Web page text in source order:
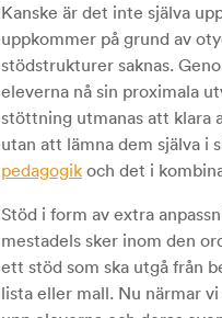
Kanske är det inte själva
uppkommer på grund av
stödstrukturer saknas.
eleverna nå sin proximala
stöttning utmanas att klara
utan att lämna dem själva i
pedagogik och det i
Stöd i form av extra
mestadels sker inom den
ett stöd som ska utgå från
lista eller mall. Nu närmar